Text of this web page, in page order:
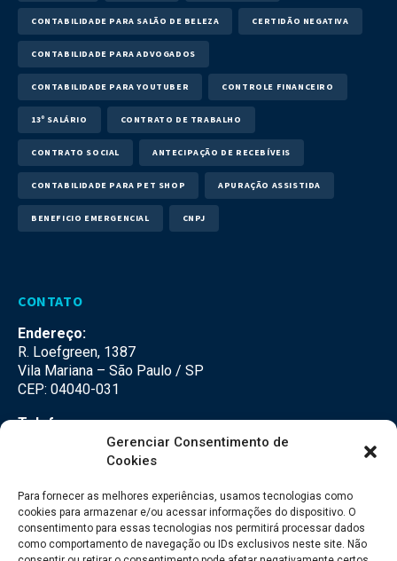
Gerenciar Consentimento de
Cookies
Para fornecer as melhores experiências, usamos tecnologias como
cookies para armazenar e/ou acessar informações do dispositivo. O
consentimento para essas tecnologias nos permitirá processar dados
como comportamento de navegação ou IDs exclusivos neste site. Não
CONTABILIDADE PARA SALÃO DE BELEZA CERTIDÃO NEGATIVA
CONTABILIDADE PARA ADVOGADOS
CONTABILIDADE PARA YOUTUBER CONTROLE FINANCEIRO
13º SALÁRIO CONTRATO DE TRABALHO
CONTRATO SOCIAL ANTECIPAÇÃO DE RECEBÍVEIS
CONTABILIDADE PARA PET SHOP APURAÇÃO ASSISTIDA
BENEFICIO EMERGENCIAL CNPJ
CONTATO
Endereço:
R. Loefgreen, 1387
Vila Mariana – São Paulo / SP
CEP: 04040-031
Telefone:
(11) 3500-3500
falecom@seteco.com.br
Redes Sociais